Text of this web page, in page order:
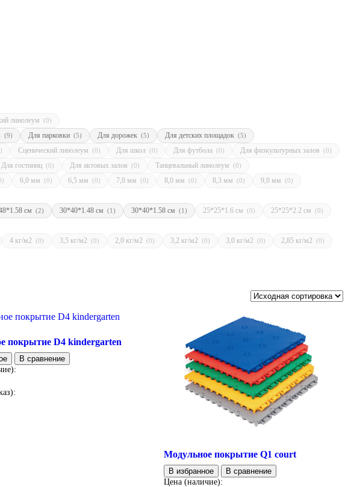
линолеум (0)
(9) Для парковки (5) Для дорожек (5) Для детских площадок (5)
Сценический линолеум (0) Для школ (0) Для футбола (0) Для физкультурных залов (0)
Для гостиниц (0) Для актовых залов (0) Танцевальный линолеум (0)
6,0 мм (0) 6,5 мм (0) 7,0 мм (0) 8,0 мм (0) 8,3 мм (0) 9,0 мм (0)
см (2) 30*40*1.48 см (1) 30*40*1.58 см (1) 25*25*1.6 см (0) 25*25*2.2 см (0)
4 кг/м2 (0) 3,5 кг/м2 (0) 2,0 кг/м2 (0) 3,2 кг/м2 (0) 3,0 кг/м2 (0) 2,85 кг/м2 (0)
покрытие D4 kindergarten
В сравнение
Модульное покрытие Q1 court
В избранное
В сравнение
Цена (наличие):